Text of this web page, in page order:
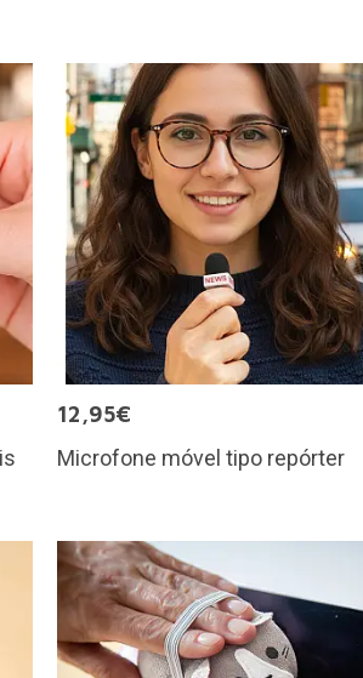
12,95€
Microfone móvel tipo repórter